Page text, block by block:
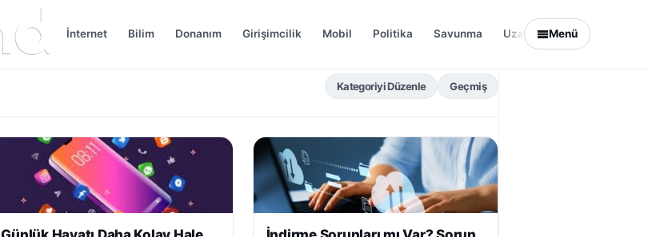
İnternet Bilim Donanım Girişimcilik Mobil Politika Savunma Uzay Yazılım
Menü
Kategoriyi Düzenle Geçmiş